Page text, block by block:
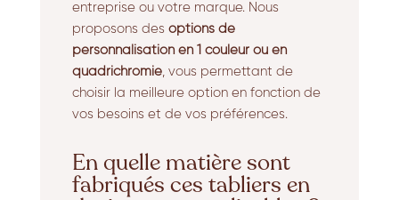
entreprise ou votre marque. Nous
proposons des options de
personnalisation en 1 couleur ou en
quadrichromie, vous permettant de
choisir la meilleure option en fonction de
vos besoins et de vos préférences.
En quelle matière sont
fabriqués ces tabliers en